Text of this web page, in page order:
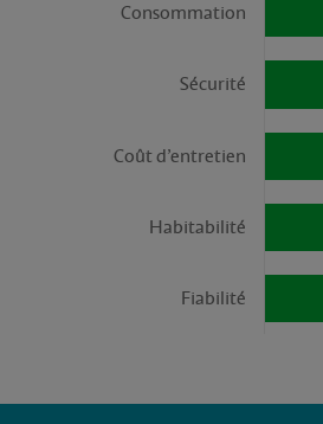
Consommation
Sécurité
Coût d’entretien
Habitabilité
Fiabilité